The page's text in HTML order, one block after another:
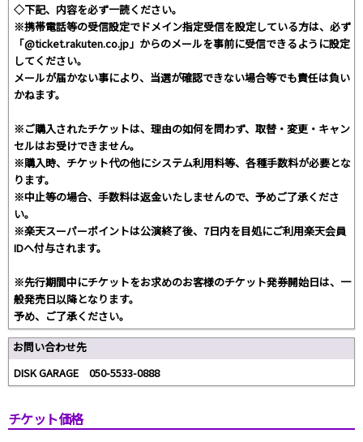
◇下記、内容を必ず一読ください。
※携帯電話等の受信設定でドメイン指定受信を設定している方は、必ず
「@ticket.rakuten.co.jp」からのメールを事前に受信できるように設定
してください。
メールが届かない事により、当選が確認できない場合等でも責任は負い
かねます。
※ご購入されたチケットは、理由の如何を問わず、取替・変更・キャン
セルはお受けできません。
※購入時、チケット代の他にシステム利用料等、各種手数料が必要とな
ります。
※中止等の場合、手数料は返金いたしませんので、予めご了承くださ
い。
※楽天スーパーポイントは公演終了後、7日内を目処にご利用楽天会員
IDへ付与されます。
※先行期間中にチケットをお求めのお客様のチケット発券開始日は、一
般発売日以降となります。
予め、ご了承ください。
お問い合わせ先
DISK GARAGE 050-5533-0888
チケット価格